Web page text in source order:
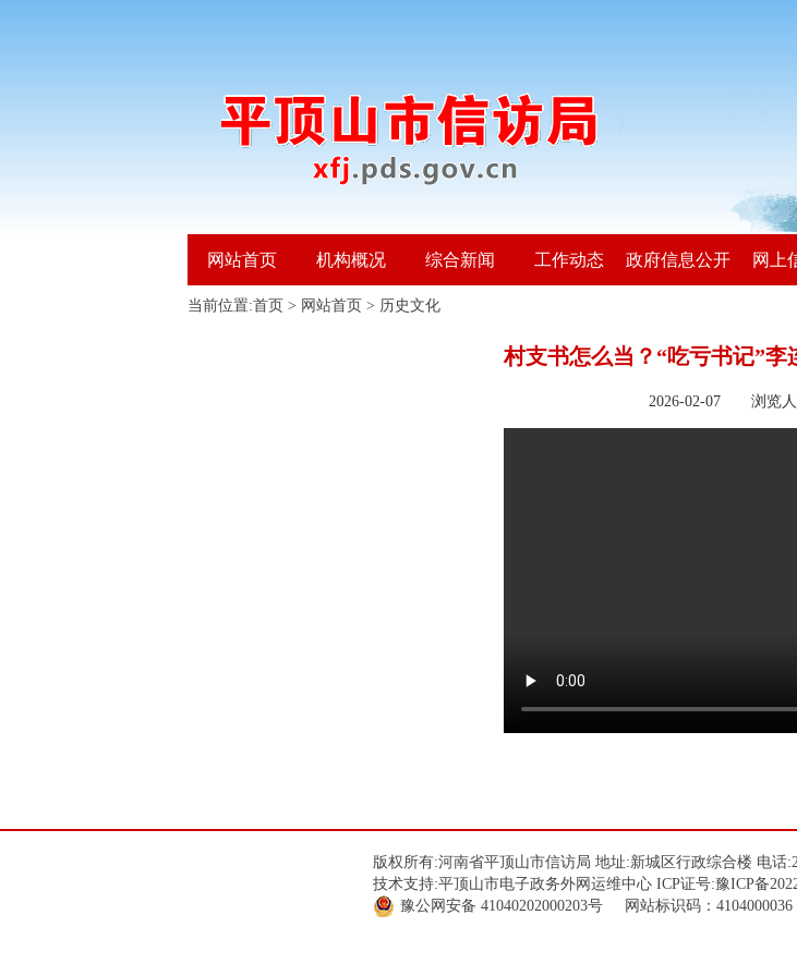
网站首页 机构概况 综合新闻 工作动态 政府信息公开 网上
当前位置:首页 > 网站首页 > 历史文化
村支书怎么当？“吃亏书记”李
2026-02-07 浏览人
版权所有:河南省平顶山市信访局 地址:新城区行政综合楼 电话
技术支持:平顶山市电子政务外网运维中心 ICP证号:豫ICP备
豫公网安备 41040202000203号 网站标识码：4104000036